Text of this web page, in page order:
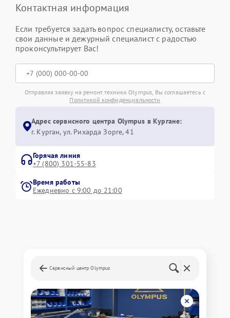
Контактная информация
Если требуется задать вопрос специалисту, оставьте
свои данные и дежурный специалист с радостью
проконсультирует Вас!
Отправляя заявку на ремонт техники Olympus, Вы соглашаетесь с
Политикой конфиденциальности
Адрес сервисного центра Olympus в Кургане:
г. Курган, ул. Рихарда Зорге, 41
Горячая линия
+7 (800) 301-55-83
Время работы
Ежедневно с 9:00 до 21:00
Сервисный центр Olympus